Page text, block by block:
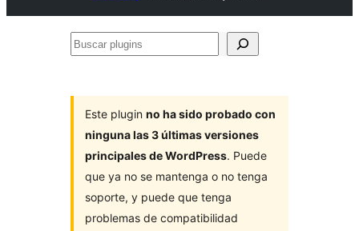
Buscar
Este plugin no ha sido probado con
ninguna las 3 últimas versiones
principales de WordPress. Puede
que ya no se mantenga o no tenga
soporte, y puede que tenga
problemas de compatibilidad